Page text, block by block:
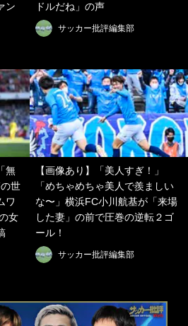
ン
ドルだね」の声
サッカー批評編集部
無
世
ワ
女
【画像あり】「美人すぎ！」
「めちゃめちゃ美人で羨ましい
な〜」横浜FC小川航基が「来場
した妻」の前で圧巻の逆転２ゴ
ール！
サッカー批評編集部